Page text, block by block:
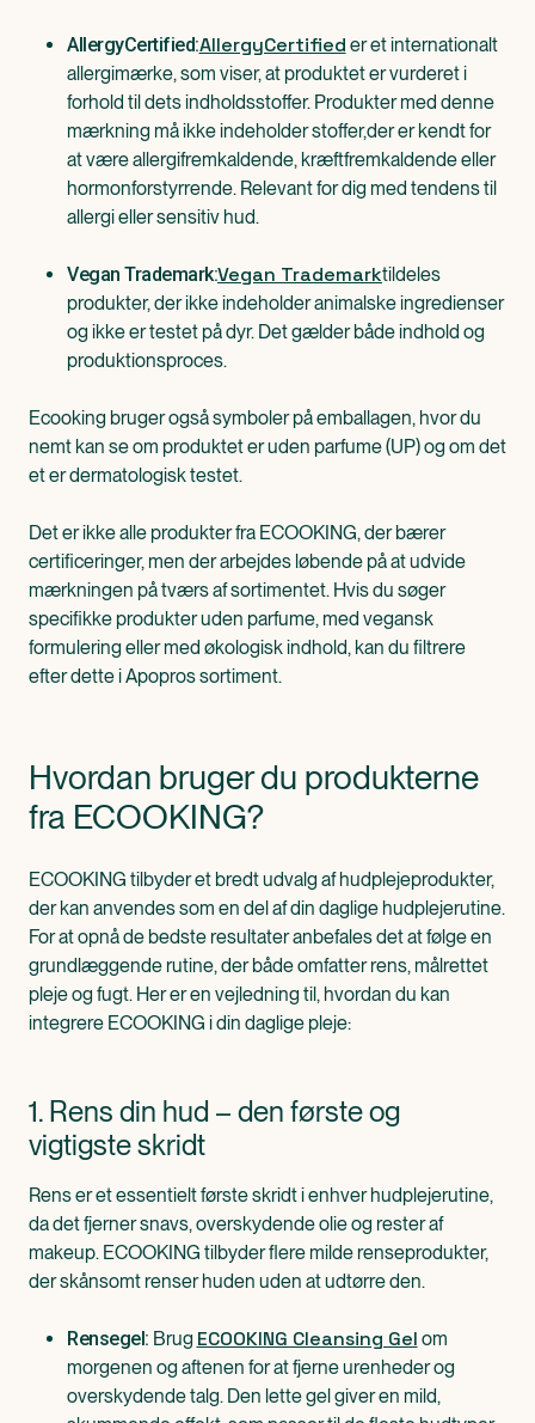
AllergyCertified:AllergyCertified er et internationalt
allergimærke, som viser, at produktet er vurderet i
forhold til dets indholdsstoffer. Produkter med denne
mærkning må ikke indeholder stoffer,der er kendt for
at være allergifremkaldende, kræftfremkaldende eller
hormonforstyrrende. Relevant for dig med tendens til
allergi eller sensitiv hud.
Vegan Trademark:Vegan Trademarktildeles
produkter, der ikke indeholder animalske ingredienser
og ikke er testet på dyr. Det gælder både indhold og
produktionsproces.
Ecooking bruger også symboler på emballagen, hvor du
nemt kan se om produktet er uden parfume (UP) og om det
et er dermatologisk testet.
Det er ikke alle produkter fra ECOOKING, der bærer
certificeringer, men der arbejdes løbende på at udvide
mærkningen på tværs af sortimentet. Hvis du søger
specifikke produkter uden parfume, med vegansk
formulering eller med økologisk indhold, kan du filtrere
efter dette i Apopros sortiment.
Hvordan bruger du produkterne
fra ECOOKING?
ECOOKING tilbyder et bredt udvalg af hudplejeprodukter,
der kan anvendes som en del af din daglige hudplejerutine.
For at opnå de bedste resultater anbefales det at følge en
grundlæggende rutine, der både omfatter rens, målrettet
pleje og fugt. Her er en vejledning til, hvordan du kan
integrere ECOOKING i din daglige pleje:
1. Rens din hud – den første og
vigtigste skridt
Rens er et essentielt første skridt i enhver hudplejerutine,
da det fjerner snavs, overskydende olie og rester af
makeup. ECOOKING tilbyder flere milde renseprodukter,
der skånsomt renser huden uden at udtørre den.
Rensegel: Brug ECOOKING Cleansing Gel om
morgenen og aftenen for at fjerne urenheder og
overskydende talg. Den lette gel giver en mild,